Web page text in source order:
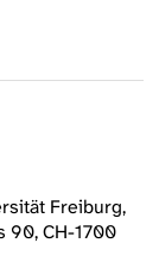
Freiburg,
90, CH-1700